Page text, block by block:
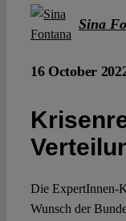
Sina
16 October
Die ExpertInnen-
Wunsch der